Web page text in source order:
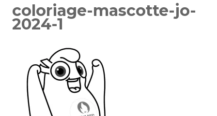
coloriage-mascotte-jo-
2024-1